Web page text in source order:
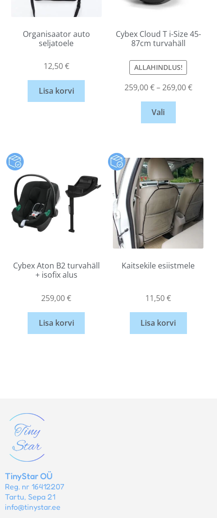
Organisaator auto
seljatoele
12,50€
Lisa korvi
Cybex Cloud T i-Size 45-
87cm turvahäll
ALLAHINDLUS!
259,00€–269,00€
Vali
Cybex Aton B2 turvahäll
+ isofix alus
259,00€
Lisa korvi
Kaitsekile esiistmele
11,50€
Lisa korvi
TinyStar OÜ
Reg. nr 16412207
Tartu, Sepa 21
info@tinystar.ee